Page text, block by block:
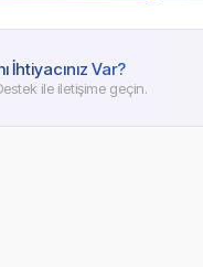
İhtiyacınız Var?
ile iletişime geçin.